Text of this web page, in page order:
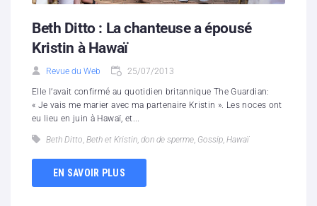
Beth Ditto : La chanteuse a épousé
Kristin à Hawaï
Revue du Web 25/07/2013
Elle l’avait confirmé au quotidien britannique The Guardian:
« Je vais me marier avec ma partenaire Kristin ». Les noces ont
eu lieu en juin à Hawaï, et...
Beth Ditto, Beth et Kristin, don de sperme, Gossip, Hawaï
EN SAVOIR PLUS